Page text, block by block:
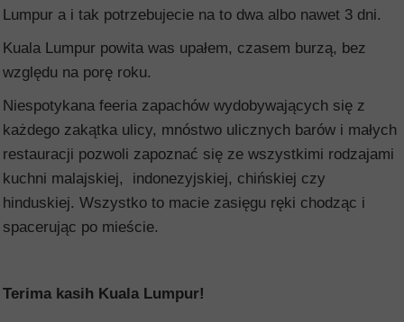
Lumpur a i tak potrzebujecie na to dwa albo nawet 3 dni.
Kuala Lumpur powita was upałem, czasem burzą, bez
względu na porę roku.
Niespotykana feeria zapachów wydobywających się z
każdego zakątka ulicy, mnóstwo ulicznych barów i małych
restauracji pozwoli zapoznać się ze wszystkimi rodzajami
kuchni malajskiej, indonezyjskiej, chińskiej czy
hinduskiej. Wszystko to macie zasięgu ręki chodząc i
spacerując po mieście.
Terima kasih Kuala Lumpur!